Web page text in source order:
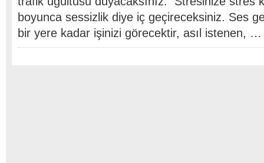
boyunca sessizlik diye iç geçireceksiniz. Ses
bir yere kadar işinizi görecektir, asıl istenen, …